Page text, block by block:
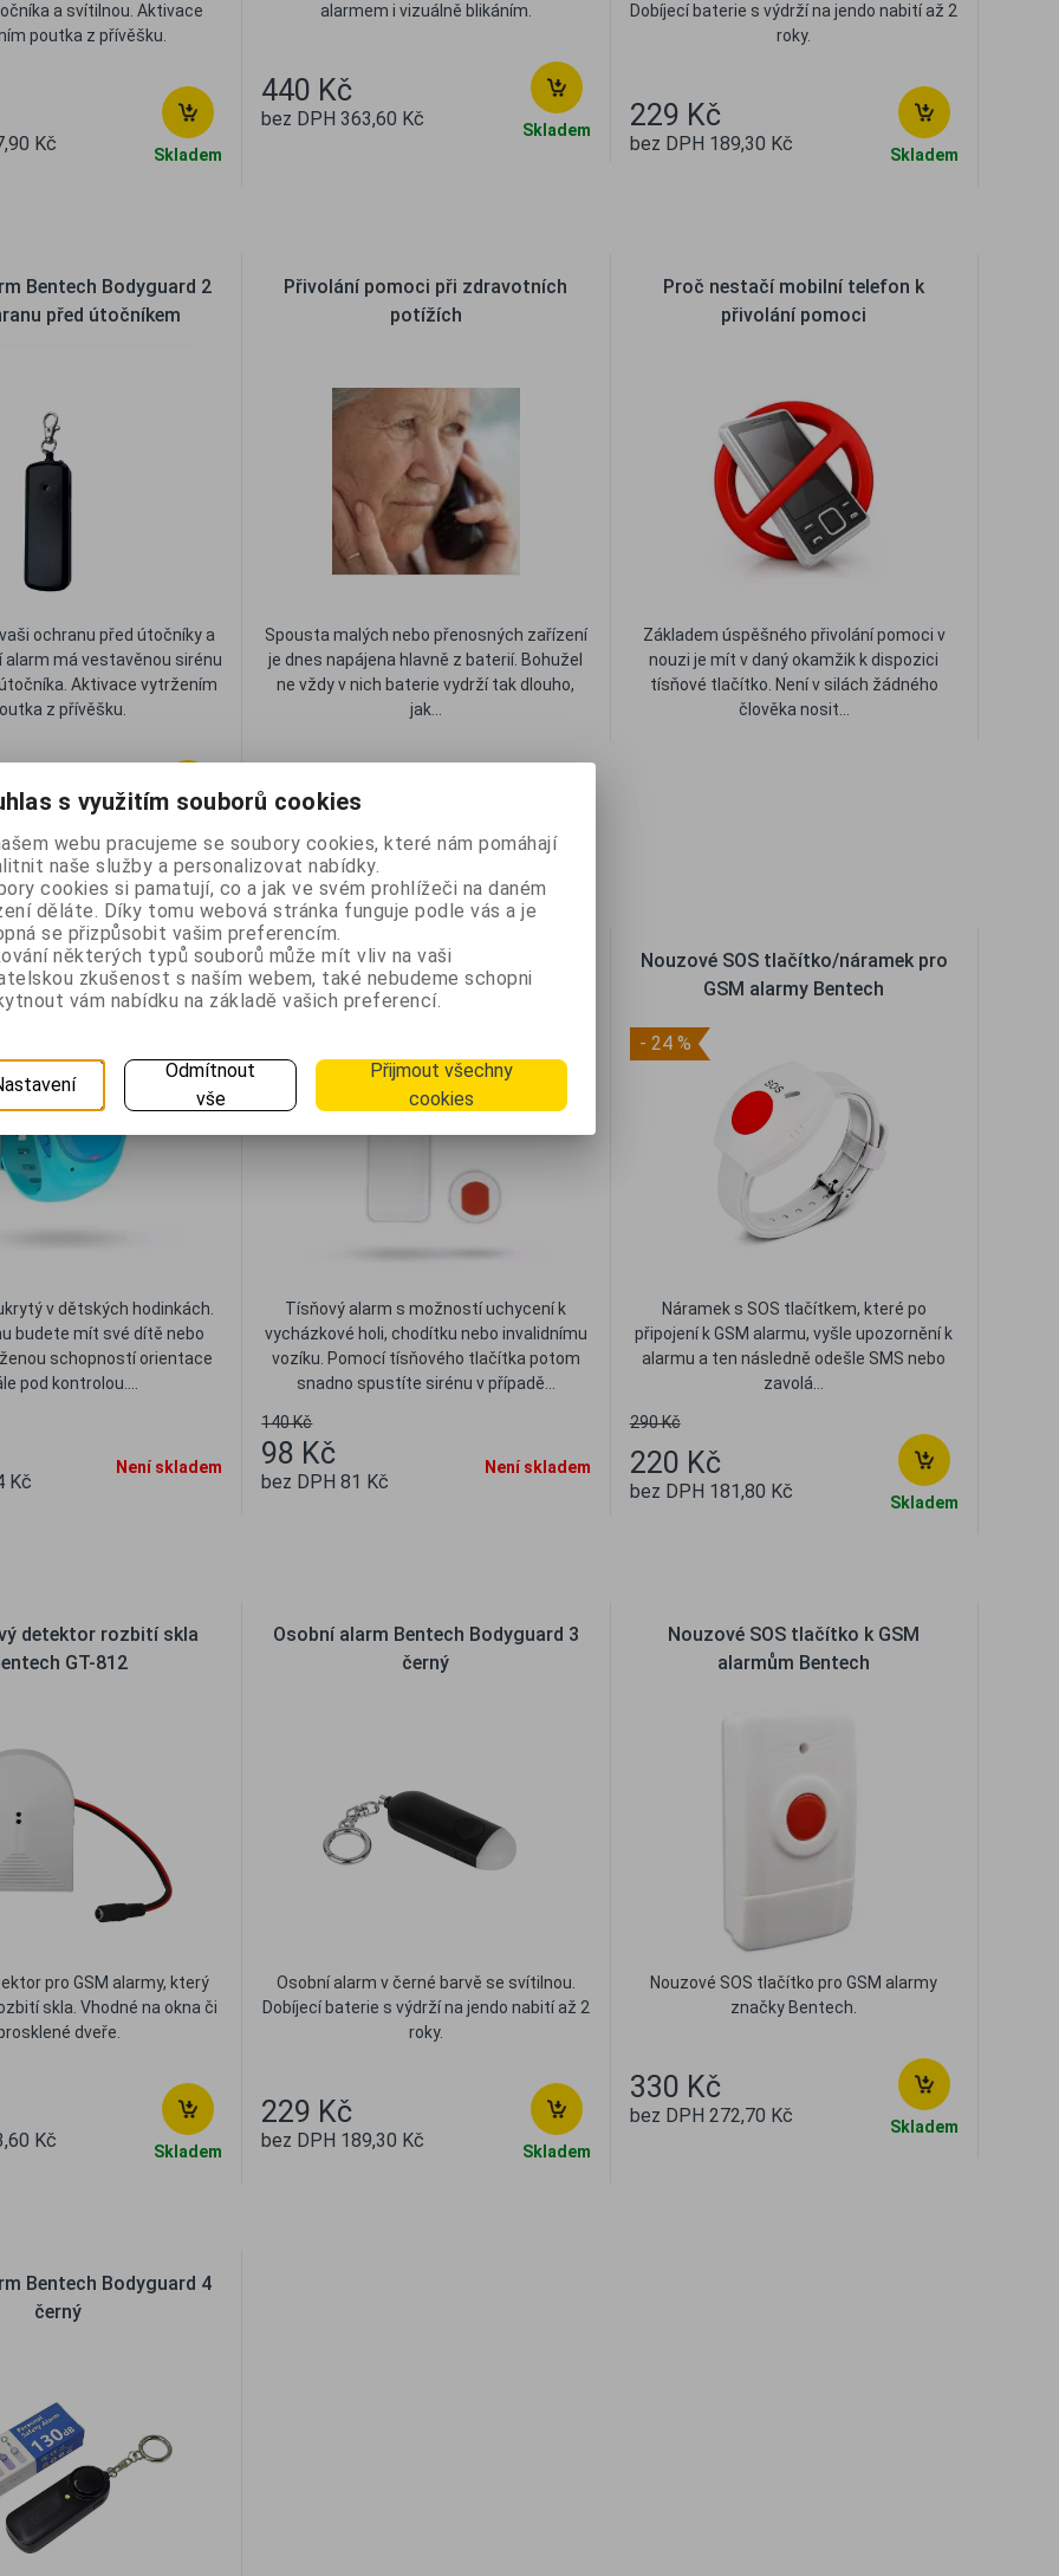
a svítilnou. Aktivace
poutka z přívěšku.
Kč Skladem
alarmem i vizuálně blikáním.
440 Kč
bez DPH 363,60 Kč Skladem
Dobíjecí baterie s výdrží na jendo nabití až 2
roky.
229 Kč
bez DPH 189,30 Kč Skladem
Bentech Bodyguard 2
před útočníkem
ochranu před útočníky a
alarm má vestavěnou sirénu
Aktivace vytržením
z přívěšku.
Kč
Porovnat
Přivolání pomoci při zdravotních
potížích
Spousta malých nebo přenosných zařízení
je dnes napájena hlavně z baterií. Bohužel
ne vždy v nich baterie vydrží tak dlouho,
jak...
Proč nestačí mobilní telefon k
přivolání pomoci
Základem úspěšného přivolání pomoci v
nouzi je mít v daný okamžik k dispozici
tísňové tlačítko. Není v silách žádného
člověka nosit...
tracker a SOS tlačítko v
WG02 pro hlídání dětí
v dětských hodinkách.
budete mít své dítě nebo
schopností orientace
pod kontrolou....
Kč
Není skladem
Mobilní Tísňový Alarm, 130dB SAS-
AMM30
Tísňový alarm s možností uchycení k
vycházkové holi, chodítku nebo invalidnímu
vozíku. Pomocí tísňového tlačítka potom
snadno spustíte sirénu v případě...
140 Kč
98 Kč
bez DPH 81 Kč
Není skladem
Nouzové SOS tlačítko/náramek pro
GSM alarmy Bentech
- 24 %
Náramek s SOS tlačítkem, které po
připojení k GSM alarmu, vyšle upozornění k
alarmu a ten následně odešle SMS nebo
zavolá...
290 Kč
220 Kč
bez DPH 181,80 Kč Skladem
detektor rozbití skla
GT-812
pro GSM alarmy, který
skla. Vhodné na okna či
dveře.
Kč Skladem
Osobní alarm Bentech Bodyguard 3
černý
Osobní alarm v černé barvě se svítilnou.
Dobíjecí baterie s výdrží na jendo nabití až 2
roky.
229 Kč
bez DPH 189,30 Kč Skladem
Nouzové SOS tlačítko k GSM
alarmům Bentech
Nouzové SOS tlačítko pro GSM alarmy
značky Bentech.
330 Kč
bez DPH 272,70 Kč Skladem
Bentech Bodyguard 4
černý
s využitím souborů cookies
webu pracujeme se soubory cookies, které nám pomáhají
naše služby a personalizovat nabídky.
cookies si pamatují, co a jak ve svém prohlížeči na daném
děláte. Díky tomu webová stránka funguje podle vás a je
se přizpůsobit vašim preferencím.
některých typů souborů může mít vliv na vaši
zkušenost s naším webem, také nebudeme schopni
vám nabídku na základě vašich preferencí.
Odmítnout
vše
Přijmout všechny
cookies